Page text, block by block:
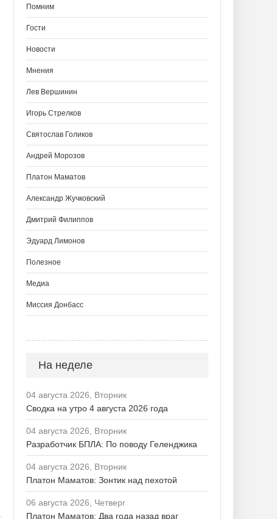
Помним
Гости
Новости
Мнения
Лев Вершинин
Игорь Стрелков
Святослав Голиков
Андрей Морозов
Платон Маматов
Александр Жучковский
Дмитрий Филиппов
Эдуард Лимонов
Полезное
Медиа
Миссия Донбасс
На неделе
04 августа 2026, Вторник
Сводка на утро 4 августа 2026 года
04 августа 2026, Вторник
Разработчик БПЛА: По поводу Геленджика
04 августа 2026, Вторник
Платон Маматов: Зонтик над пехотой
06 августа 2026, Четверг
Платон Маматов: Два года назад враг